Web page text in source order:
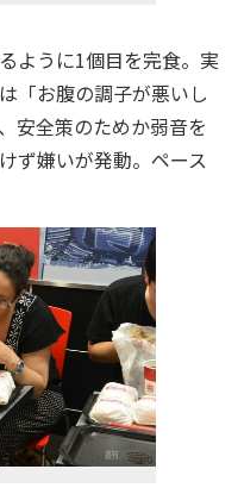
ように1個目を完食。実
「お腹の調子が悪いし
安全策のためか弱音を
ず嫌いが発動。ペース